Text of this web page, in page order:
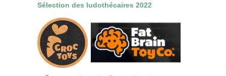
Sélection des ludothécaires 2022